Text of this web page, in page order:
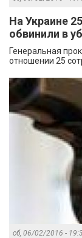
На Украине
обвинили в
Генеральная
отношении 25
сб, 06/02/2016 -